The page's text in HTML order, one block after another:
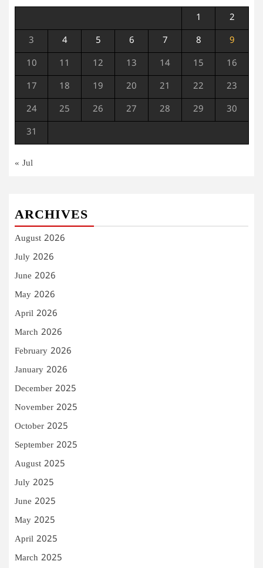
1 2
3 4 5 6 7 8 9
10 11 12 13 14 15 16
17 18 19 20 21 22 23
24 25 26 27 28 29 30
31
« Jul
ARCHIVES
August 2026
July 2026
June 2026
May 2026
April 2026
March 2026
February 2026
January 2026
December 2025
November 2025
October 2025
September 2025
August 2025
July 2025
June 2025
May 2025
April 2025
March 2025